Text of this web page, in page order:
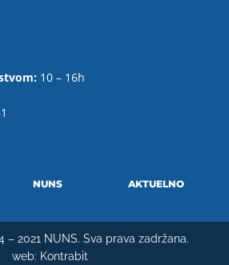
10 – 16h
NUNS AKTUELNO
2021 NUNS. Sva prava zadržana.
web: Kontrabit